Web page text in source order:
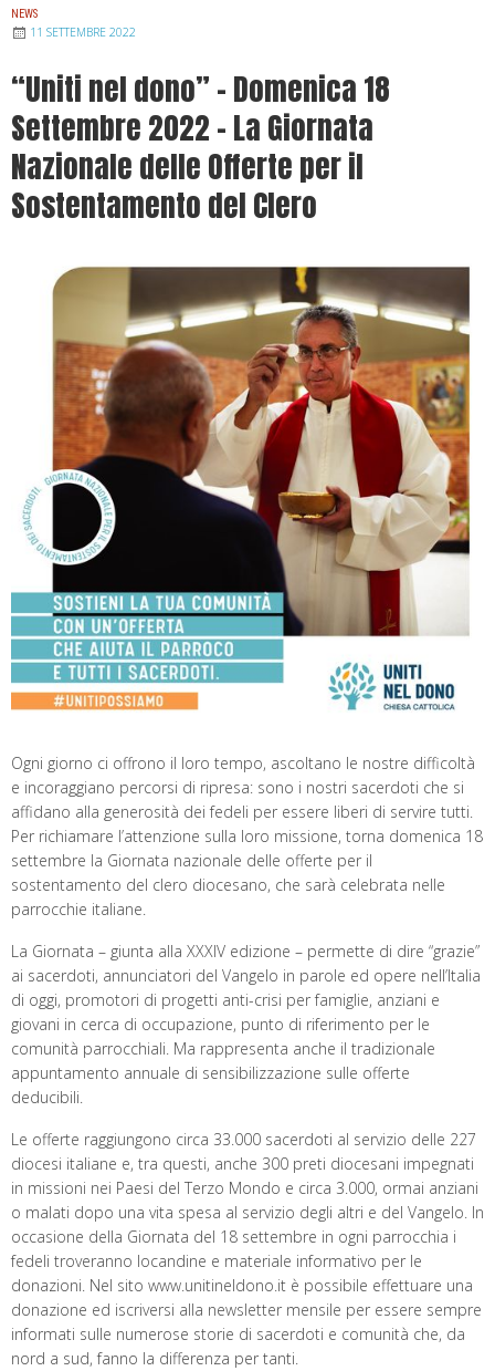
NEWS
11 SETTEMBRE 2022
“Uniti nel dono” – Domenica 18
Settembre 2022 – La Giornata
Nazionale delle Offerte per il
Sostentamento del Clero
Ogni giorno ci offrono il loro tempo, ascoltano le nostre difficoltà
e incoraggiano percorsi di ripresa: sono i nostri sacerdoti che si
affidano alla generosità dei fedeli per essere liberi di servire tutti.
Per richiamare l’attenzione sulla loro missione, torna domenica 18
settembre la Giornata nazionale delle offerte per il
sostentamento del clero diocesano, che sarà celebrata nelle
parrocchie italiane.
La Giornata – giunta alla XXXIV edizione – permette di dire “grazie”
ai sacerdoti, annunciatori del Vangelo in parole ed opere nell’Italia
di oggi, promotori di progetti anti-crisi per famiglie, anziani e
giovani in cerca di occupazione, punto di riferimento per le
comunità parrocchiali. Ma rappresenta anche il tradizionale
appuntamento annuale di sensibilizzazione sulle offerte
deducibili.
Le offerte raggiungono circa 33.000 sacerdoti al servizio delle 227
diocesi italiane e, tra questi, anche 300 preti diocesani impegnati
in missioni nei Paesi del Terzo Mondo e circa 3.000, ormai anziani
o malati dopo una vita spesa al servizio degli altri e del Vangelo. In
occasione della Giornata del 18 settembre in ogni parrocchia i
fedeli troveranno locandine e materiale informativo per le
donazioni. Nel sito www.unitineldono.it è possibile effettuare una
donazione ed iscriversi alla newsletter mensile per essere sempre
informati sulle numerose storie di sacerdoti e comunità che, da
nord a sud, fanno la differenza per tanti.